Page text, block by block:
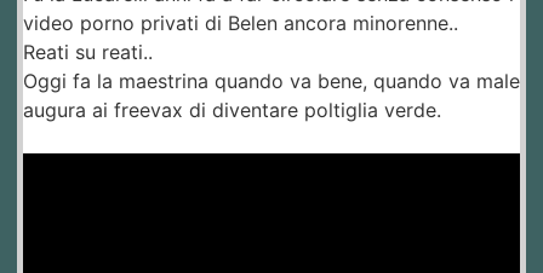
video porno privati di Belen ancora minorenne..
Reati su reati..
Oggi fa la maestrina quando va bene, quando va male
augura ai freevax di diventare poltiglia verde.